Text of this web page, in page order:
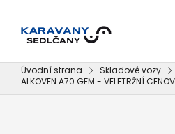
Úvodní strana Skladové vozy
ALKOVEN A70 GFM - VELETRŽNÍ